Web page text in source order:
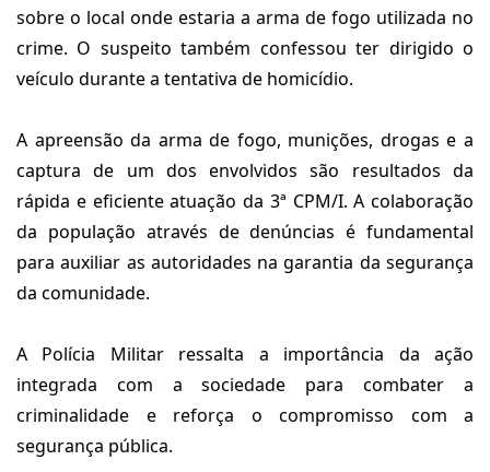
sobre o local onde estaria a arma de fogo utilizada no
crime. O suspeito também confessou ter dirigido o
veículo durante a tentativa de homicídio.
A apreensão da arma de fogo, munições, drogas e a
captura de um dos envolvidos são resultados da
rápida e eficiente atuação da 3ª CPM/I. A colaboração
da população através de denúncias é fundamental
para auxiliar as autoridades na garantia da segurança
da comunidade.
A Polícia Militar ressalta a importância da ação
integrada com a sociedade para combater a
criminalidade e reforça o compromisso com a
segurança pública.